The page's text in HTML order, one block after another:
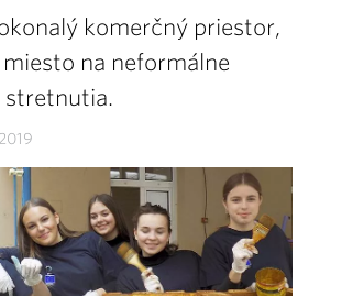
komerčný priestor,
na neformálne
stretnutia.